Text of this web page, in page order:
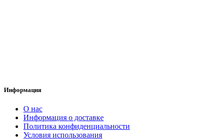
Информация
O нас
Информация о доставке
Политика конфиденциальности
Условия использования